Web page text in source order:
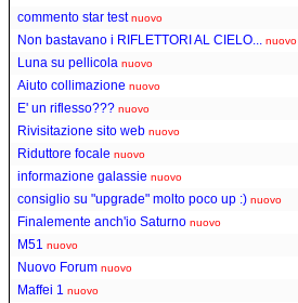
commento star test nuovo
Non bastavano i RIFLETTORI AL CIELO... nuovo
Luna su pellicola nuovo
Aiuto collimazione nuovo
E' un riflesso??? nuovo
Rivisitazione sito web nuovo
Riduttore focale nuovo
informazione galassie nuovo
consiglio su "upgrade" molto poco up :) nuovo
Finalemente anch'io Saturno nuovo
M51 nuovo
Nuovo Forum nuovo
Maffei 1 nuovo